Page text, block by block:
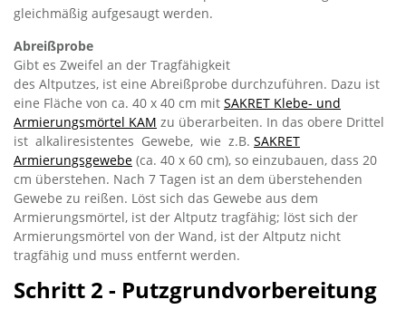
gleichmäßig aufgesaugt werden.
Abreißprobe
Gibt es Zweifel an der Tragfähigkeit
des Altputzes, ist eine Abreißprobe durchzuführen. Dazu ist
eine Fläche von ca. 40 x 40 cm mit SAKRET Klebe- und
Armierungsmörtel KAM zu überarbeiten. In das obere Drittel
ist alkaliresistentes Gewebe, wie z.B. SAKRET
Armierungsgewebe (ca. 40 x 60 cm), so einzubauen, dass 20
cm überstehen. Nach 7 Tagen ist an dem überstehenden
Gewebe zu reißen. Löst sich das Gewebe aus dem
Armierungsmörtel, ist der Altputz tragfähig; löst sich der
Armierungsmörtel von der Wand, ist der Altputz nicht
tragfähig und muss entfernt werden.
Schritt 2 - Putzgrundvorbereitung